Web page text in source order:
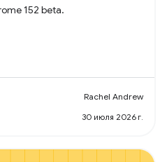
152 beta.
Rachel Andrew
30 июля 2026 г.